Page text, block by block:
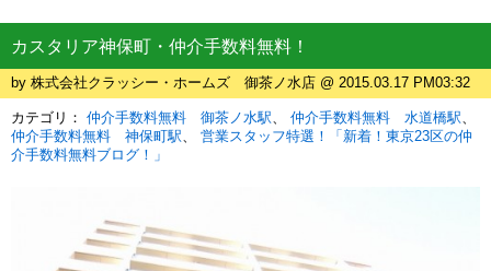
カスタリア神保町・仲介手数料無料！
by 株式会社クラッシー・ホームズ 御茶ノ水店 @ 2015.03.17 PM03:32
カテゴリ： 仲介手数料無料 御茶ノ水駅
仲介手数料無料 水道橋駅
仲介手数料無料 神保町駅
営業スタッフ特選！「新着！東京23区の仲
介手数料無料ブログ！」